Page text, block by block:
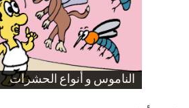
الناموس و أنواع الحشرات
الموظفين بعد ارتفاع الأسعار
ارتفاع نسبة الطلاق في مصر
صورة كاركاتيرية
صورة كاركاتيرية